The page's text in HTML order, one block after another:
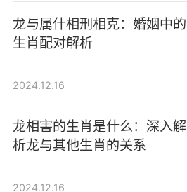
龙与属什相刑相克：婚姻中的
生肖配对解析
2024.12.16
龙相害的生肖是什么：深入解
析龙与其他生肖的关系
2024.12.16